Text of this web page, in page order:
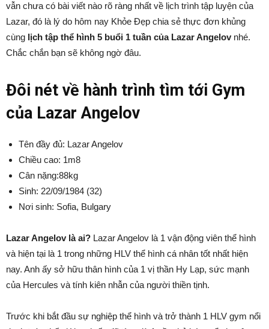
vẫn chưa có bài viết nào rõ ràng nhất về lịch trình tập luyện của
Lazar, đó là lý do hôm nay Khỏe Đẹp chia sẻ thực đơn khủng
cùng lịch tập thể hình 5 buổi 1 tuần của Lazar Angelovnhé.
Chắc chắn bạn sẽ không ngờ đâu.
Đôi nét về hành trình tìm tới Gym
của Lazar Angelov
Tên đầy đủ: Lazar Angelov
Chiều cao: 1m8
Cân nặng:88kg
Sinh: 22/09/1984 (32)
Nơi sinh: Sofia, Bulgary
Lazar Angelov là ai? Lazar Angelov là 1 vận động viên thể hình
và hiện tại là 1 trong những HLV thể hình cá nhân tốt nhất hiện
nay. Anh ấy sở hữu thân hình của 1 vị thần Hy Lạp, sức mạnh
của Hercules và tính kiên nhẫn của người thiền tịnh.
Trước khi bắt đầu sự nghiệp thể hình và trở thành 1 HLV gym nổi